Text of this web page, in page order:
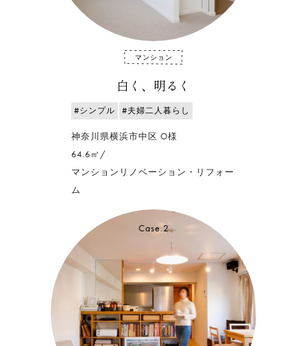
マンション
白く、明るく
#シンプル #夫婦二人暮らし
神奈川県横浜市中区 O様
64.6㎡/
マンションリノベーション・リフォー
ム
Case.2